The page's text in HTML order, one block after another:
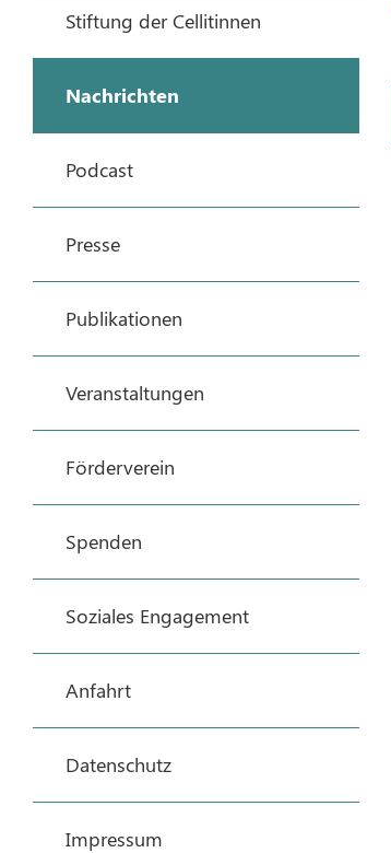
Stiftung der Cellitinnen
Nachrichten
Podcast
Presse
Publikationen
Veranstaltungen
Förderverein
Spenden
Soziales Engagement
Anfahrt
Datenschutz
Impressum